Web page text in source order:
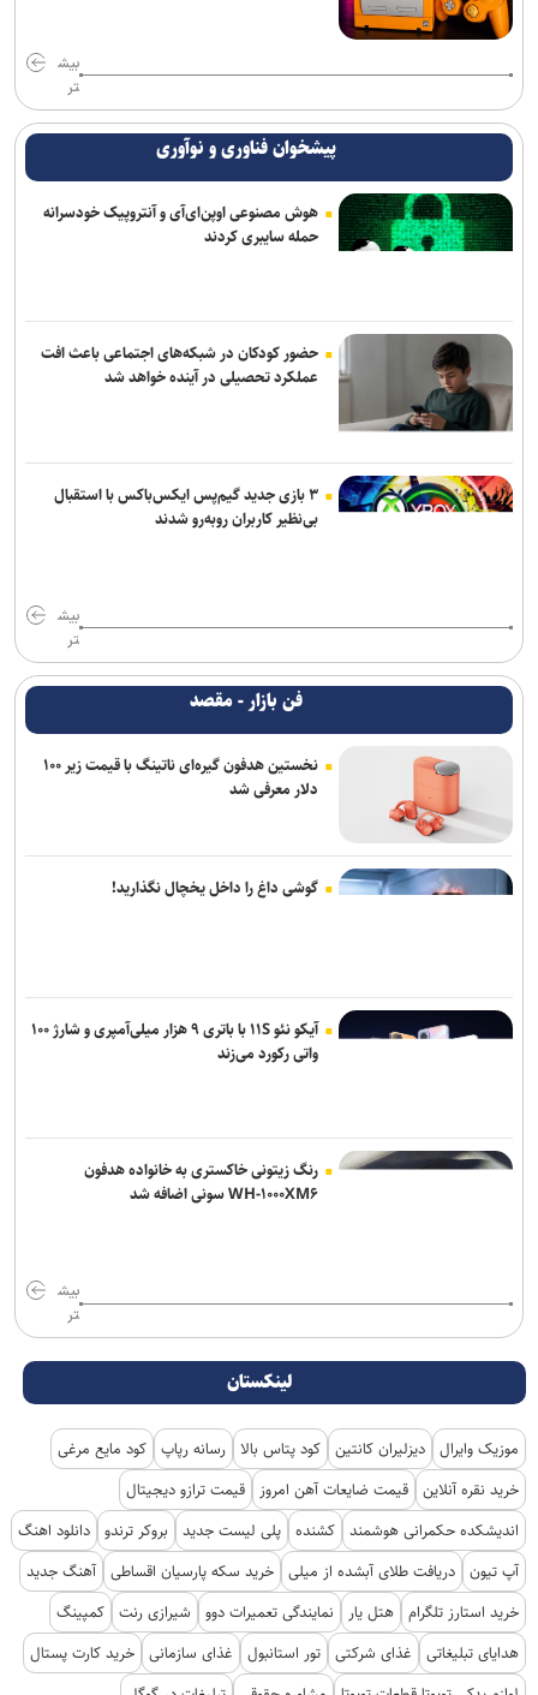
بیش
تر
پیشخوان فناوری و نوآوری
هوش مصنوعی اوپن‌ای‌آی و آنتروپیک خودسرانه
حمله سایبری کردند
حضور کودکان در شبکه‌های اجتماعی باعث افت
عملکرد تحصیلی در آینده خواهد شد
۳ بازی جدید گیم‌پس ایکس‌باکس با استقبال
بی‌نظیر کاربران روبه‌رو شدند
بیش
تر
فن بازار - مقصد
نخستین هدفون گیره‌ای ناتینگ با قیمت زیر ۱۰۰
دلار معرفی شد
گوشی داغ را داخل یخچال نگذارید!
آیکو نئو ۱۱S با باتری ۹ هزار میلی‌آمپری و شارژ ۱۰۰
واتی رکورد می‌زند
رنگ زیتونی خاکستری به خانواده هدفون
WH-۱۰۰۰XM۶ سونی اضافه شد
بیش
تر
لینکستان
موزیک وایرال دیزلیران کانتین کود پتاس بالا رسانه رپاپ کود مایع مرغی
خرید نقره آنلاین قیمت ضایعات آهن امروز
قیمت ترازو دیجیتال
اندیشکده حکمرانی هوشمند کشنده پلی لیست جدید بروکر ترندو دانلود اهنگ
آپ تیون دریافت طلای آبشده از میلی خرید سکه پارسیان اقساطی آهنگ جدید
خرید استارز تلگرام هتل یار نمایندگی تعمیرات دوو شیرازی رنت کمپینگ
هدایای تبلیغاتی
غذای شرکتی تور استانبول غذای سازمانی خرید کارت پستال